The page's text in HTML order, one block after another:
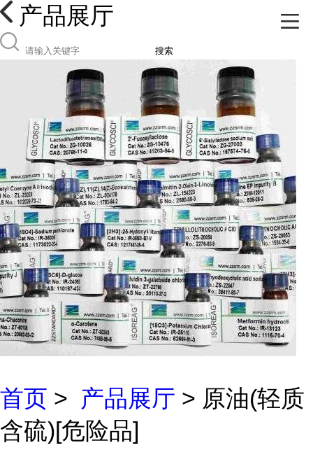
产品展厅
搜索
首页 > 产品展厅 > 原油(轻质
含硫)[危险品]